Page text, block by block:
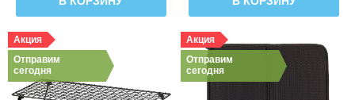
Акция
Отправим
сегодня
Акция
Отправим
сегодня